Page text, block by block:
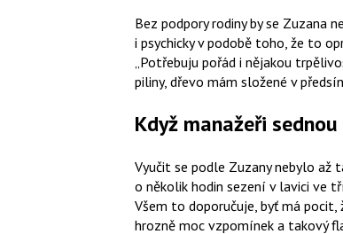
Bez podpory rodiny by se Zuzana
i psychicky v podobě toho, že to
Potřebuju pořád i nějakou
piliny, dřevo mám složené v
Když manažeři
Vyučit se podle Zuzany nebylo až
o několik hodin sezení v lavici ve
Všem to doporučuje, byť má pocit,
hrozně moc vzpomínek a takový